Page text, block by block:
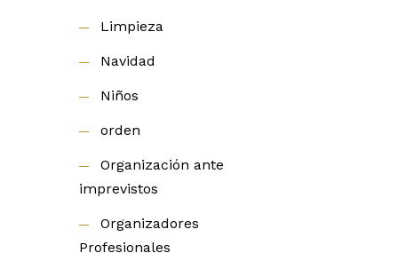
Limpieza
Navidad
Niños
orden
Organización ante
imprevistos
Organizadores
Profesionales